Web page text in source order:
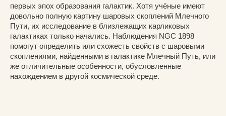
первых эпох образования галактик. Хотя учёные имеют
довольно полную картину шаровых скоплений Млечного
Пути, их исследование в близлежащих карликовых
галактиках только начались. Наблюдения NGC 1898
помогут определить или схожесть свойств с шаровыми
скоплениями, найденными в галактике Млечный Путь, или
же отличительные особенности, обусловленные
нахождением в другой космической среде.